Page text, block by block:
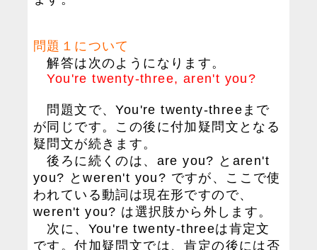
問題１について
解答は次のようになります。
You're twenty-three, aren't you?
問題文で、You're twenty-threeまで
が同じです。この後に付加疑問文となる
疑問文が続きます。
後ろに続くのは、are you? とaren't
you? とweren't you? ですが、ここで使
われている動詞は現在形ですので、
weren't you? は選択肢から外します。
次に、You're twenty-threeは肯定文
です。付加疑問文では、肯定の後には否